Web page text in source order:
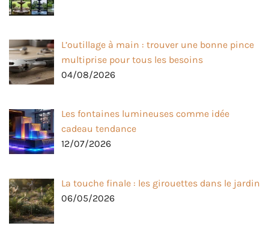
L’outillage à main : trouver une bonne pince
multiprise pour tous les besoins
04/08/2026
Les fontaines lumineuses comme idée
cadeau tendance
12/07/2026
La touche finale : les girouettes dans le jardin
06/05/2026